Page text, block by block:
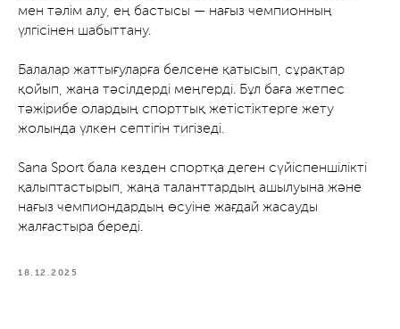
мен тәлім алу, ең бастысы — нағыз чемпионның
үлгісінен шабыттану.
Балалар жаттығуларға белсене қатысып, сұрақтар
қойып, жаңа тәсілдерді меңгерді. Бұл баға жетпес
тәжірибе олардың спорттық жетістіктерге жету
жолында үлкен септігін тигізеді.
Sana Sport бала кезден спортқа деген сүйіспеншілікті
қалыптастырып, жаңа таланттардың ашылуына және
нағыз чемпиондардың өсуіне жағдай жасауды
жалғастыра береді.
18.12.2025